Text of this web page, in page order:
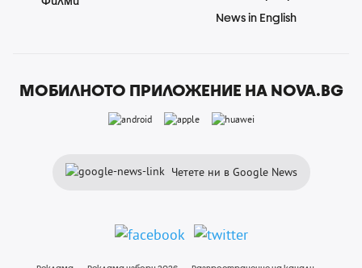
News in English
МОБИЛНОТО ПРИЛОЖЕНИЕ НА NOVA.BG
Четете ни в Google News